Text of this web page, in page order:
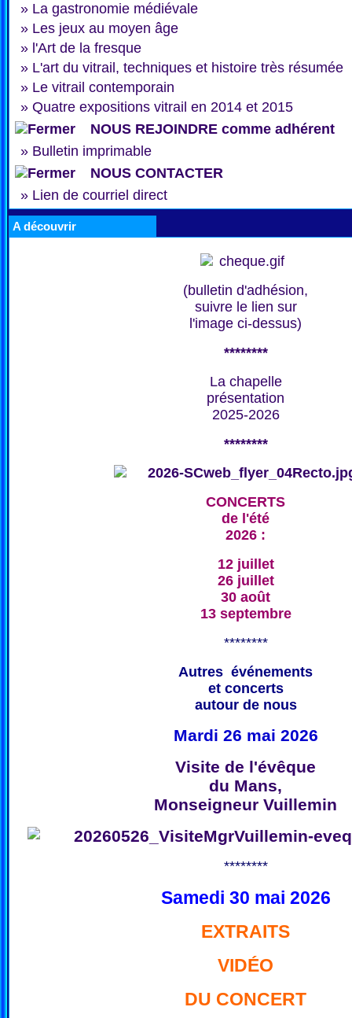
» La gastronomie médiévale
» Les jeux au moyen âge
» l'Art de la fresque
» L'art du vitrail, techniques et histoire très résumée
» Le vitrail contemporain
» Quatre expositions vitrail en 2014 et 2015
NOUS REJOINDRE comme adhérent
» Bulletin imprimable
NOUS CONTACTER
» Lien de courriel direct
A découvrir
(bulletin d'adhésion,
suivre le lien sur
l'image ci-dessus)
********
La chapelle
présentation
2025-2026
********
CONCERTS
de l'été
2026 :
12 juillet
26 juillet
30 août
13 septembre
********
Autres événements
et concerts
autour de nous
Mardi 26 mai 2026
Visite de l'évêque
du Mans,
Monseigneur Vuillemin
********
Samedi 30 mai 2026
EXTRAITS
VIDÉO
DU CONCERT